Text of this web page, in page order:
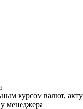
курсом валют,
менеджера